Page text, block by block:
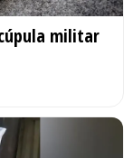
militar